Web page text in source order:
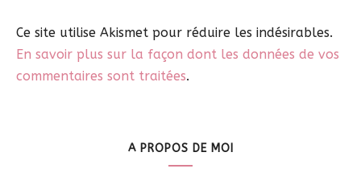
Ce site utilise Akismet pour réduire les indésirables.
En savoir plus sur la façon dont les données de vos
commentaires sont traitées.
A PROPOS DE MOI